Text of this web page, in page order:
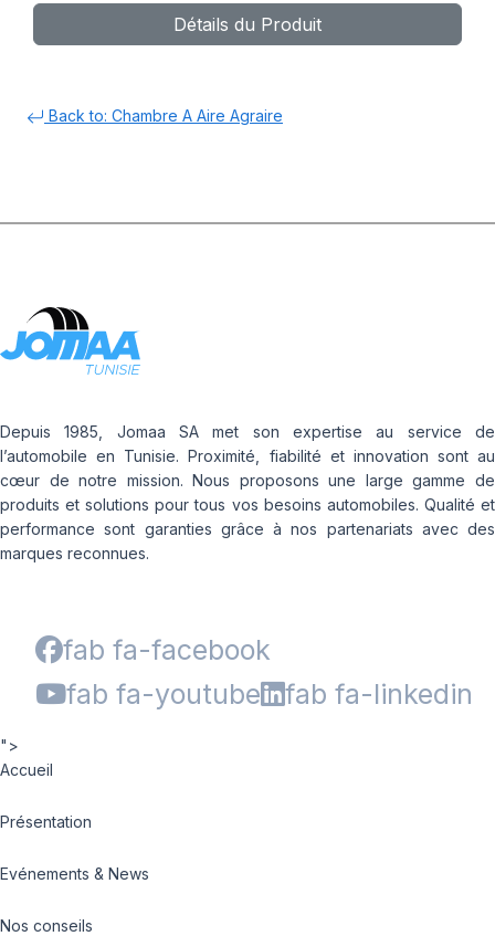
Détails du Produit
Back to: Chambre A Aire Agraire
Depuis 1985, Jomaa SA met son expertise au service de
l’automobile en Tunisie. Proximité, fiabilité et innovation sont au
cœur de notre mission. Nous proposons une large gamme de
produits et solutions pour tous vos besoins automobiles. Qualité et
performance sont garanties grâce à nos partenariats avec des
marques reconnues.
fab fa-facebook
fab fa-youtube
fab fa-linkedin
">
Accueil
Présentation
Evénements & News
Nos conseils